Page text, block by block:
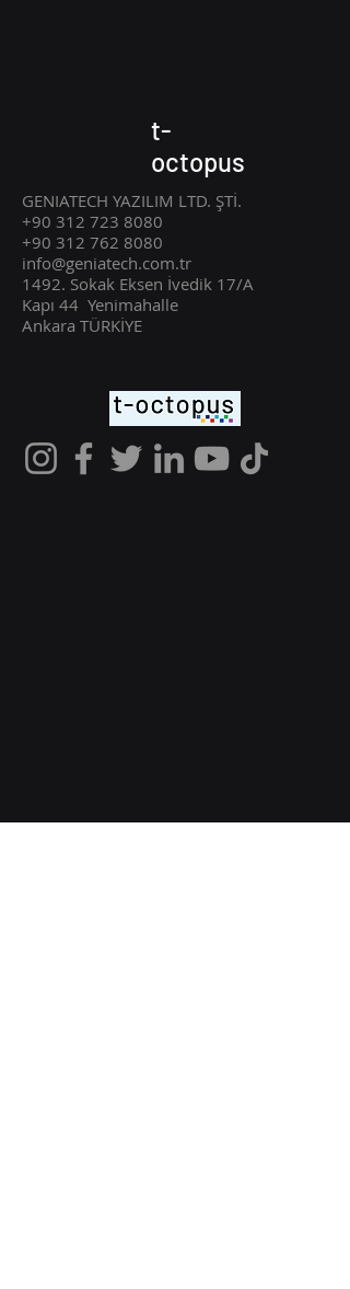
t-
octopus
GENIATECH YAZILIM LTD. ŞTİ.
+90 312 723 8080
+90 312 762 8080
info@geniatech.com.tr
1492. Sokak Eksen İvedik 17/A
Kapı 44 Yenimahalle
Ankara TÜRKİYE